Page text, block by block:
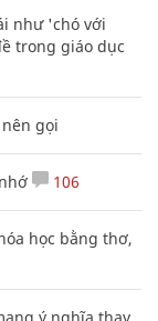
như 'chó với
trong giáo dục
gọi
106
học bằng thơ,
ý nghĩa thay